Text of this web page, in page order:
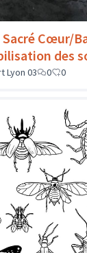
Sacré Cœur/
des
Lyon 03
0 0